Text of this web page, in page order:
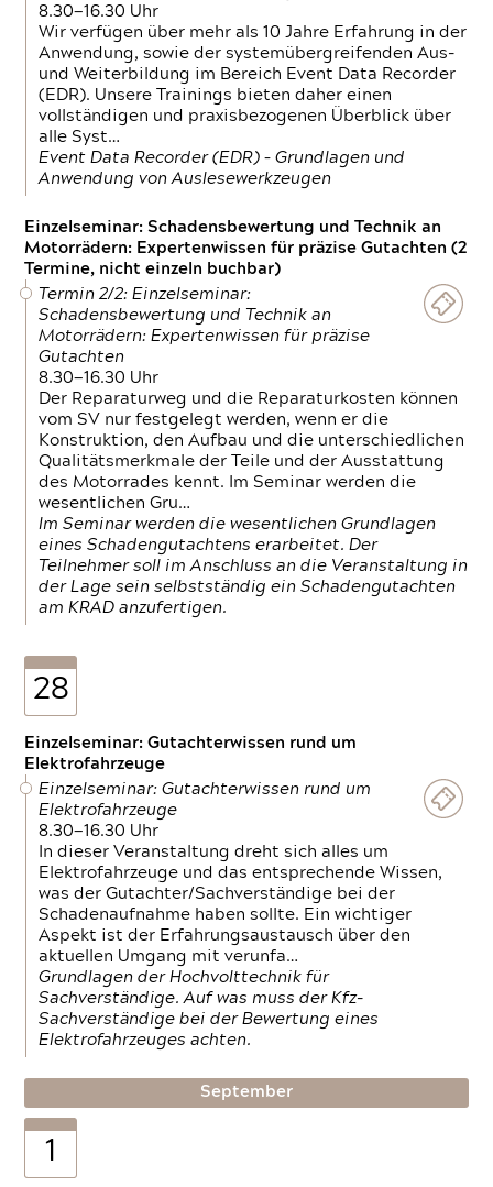
8.30—16.30 Uhr
Wir verfügen über mehr als 10 Jahre Erfahrung in der
Anwendung, sowie der systemübergreifenden Aus-
und Weiterbildung im Bereich Event Data Recorder
(EDR). Unsere Trainings bieten daher einen
vollständigen und praxisbezogenen Überblick über
alle Syst…
Event Data Recorder (EDR) – Grundlagen und
Anwendung von Auslesewerkzeugen
Einzelseminar: Schadensbewertung und Technik an
Motorrädern: Expertenwissen für präzise Gutachten (2
Termine, nicht einzeln buchbar)
Termin 2/2: Einzelseminar:
Schadensbewertung und Technik an
Motorrädern: Expertenwissen für präzise
Gutachten
8.30—16.30 Uhr
Der Reparaturweg und die Reparaturkosten können
vom SV nur festgelegt werden, wenn er die
Konstruktion, den Aufbau und die unterschiedlichen
Qualitätsmerkmale der Teile und der Ausstattung
des Motorrades kennt. Im Seminar werden die
wesentlichen Gru…
Im Seminar werden die wesentlichen Grundlagen
eines Schadengutachtens erarbeitet. Der
Teilnehmer soll im Anschluss an die Veranstaltung in
der Lage sein selbstständig ein Schadengutachten
am KRAD anzufertigen.
28
Einzelseminar: Gutachterwissen rund um
Elektrofahrzeuge
Einzelseminar: Gutachterwissen rund um
Elektrofahrzeuge
8.30—16.30 Uhr
In dieser Veranstaltung dreht sich alles um
Elektrofahrzeuge und das entsprechende Wissen,
was der Gutachter/Sachverständige bei der
Schadenaufnahme haben sollte. Ein wichtiger
Aspekt ist der Erfahrungsaustausch über den
aktuellen Umgang mit verunfa…
Grundlagen der Hochvolttechnik für
Sachverständige. Auf was muss der Kfz-
Sachverständige bei der Bewertung eines
Elektrofahrzeuges achten.
September
1